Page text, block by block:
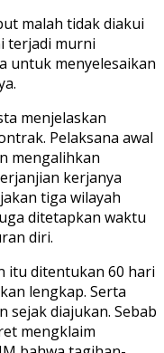
malah tidak diakui
terjadi murni
untuk menyelesaikan
menjelaskan
Pelaksana awal
mengalihkan
kerjanya
tiga wilayah
ditetapkan waktu
diri.
itu ditentukan 60 hari
lengkap. Serta
diajukan. Sebab
mengklaim